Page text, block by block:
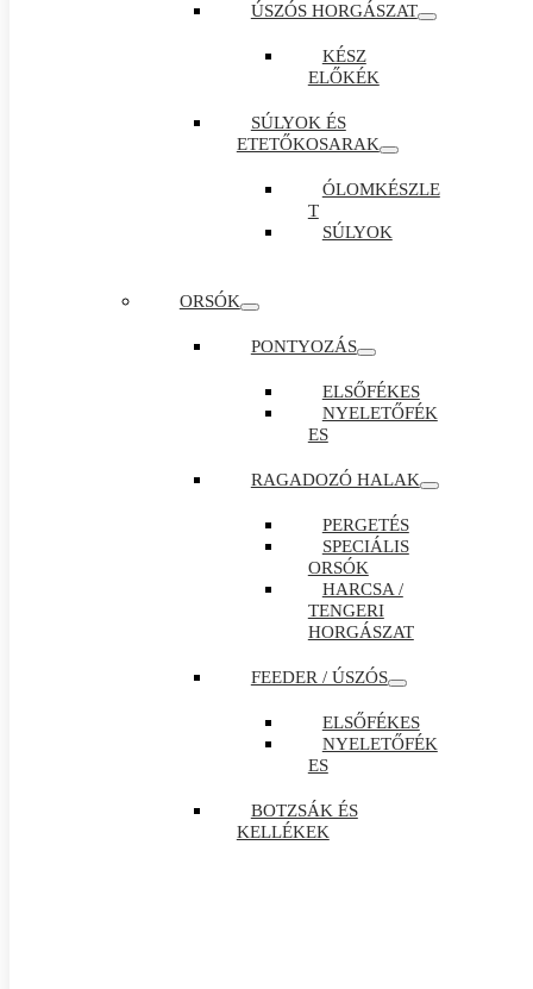
ÚSZÓS HORGÁSZAT
KÉSZ
ELŐKÉK
SÚLYOK ÉS
ETETŐKOSARAK
ÓLOMKÉSZLE
T
SÚLYOK
ORSÓK
PONTYOZÁS
ELSŐFÉKES
NYELETŐFÉK
ES
RAGADOZÓ HALAK
PERGETÉS
SPECIÁLIS
ORSÓK
HARCSA /
TENGERI
HORGÁSZAT
FEEDER / ÚSZÓS
ELSŐFÉKES
NYELETŐFÉK
ES
BOTZSÁK ÉS
KELLÉKEK